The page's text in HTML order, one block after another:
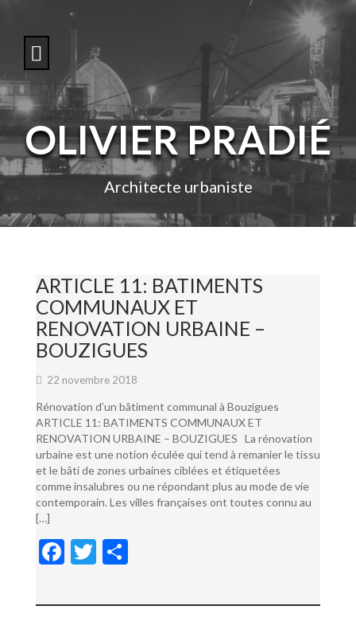
o
c
n
e
OLIVIER PRADIÉ
Architecte urbaniste
ARTICLE 11: BATIMENTS
COMMUNAUX ET
RENOVATION URBAINE –
BOUZIGUES
22 novembre 2018
Rénovation d’un bâtiment communal à Bouzigues
ARTICLE 11: BATIMENTS COMMUNAUX ET
RENOVATION URBAINE – BOUZIGUES La rénovation
urbaine est une notion éculée qui tend à remanier le tissu
et le bâti de zones urbaines ciblées et étiquetées
comme insalubres ou ne répondant plus au mode de vie
contemporain. Les villes françaises ont toutes connu au
[…]
F
e
T
itt ta